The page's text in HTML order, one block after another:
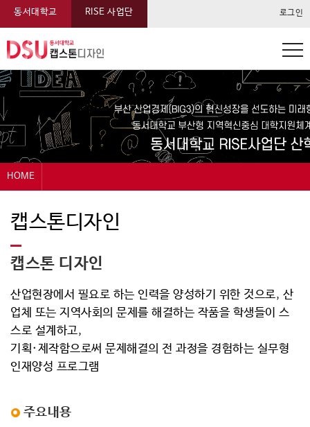
동서대학교 RISE 사업단 로그인
HOME
과제관리
온라인전시
커뮤니티
캡스톤디자인
캡스톤 디자인
산업현장에서 필요로 하는 인력을 양성하기 위한 것으로, 산
업체 또는 지역사회의 문제를 해결하는 작품을 학생들이 스
스로 설계하고,
기획·제작함으로써 문제해결의 전 과정을 경험하는 실무형
인재양성 프로그램
주요내용